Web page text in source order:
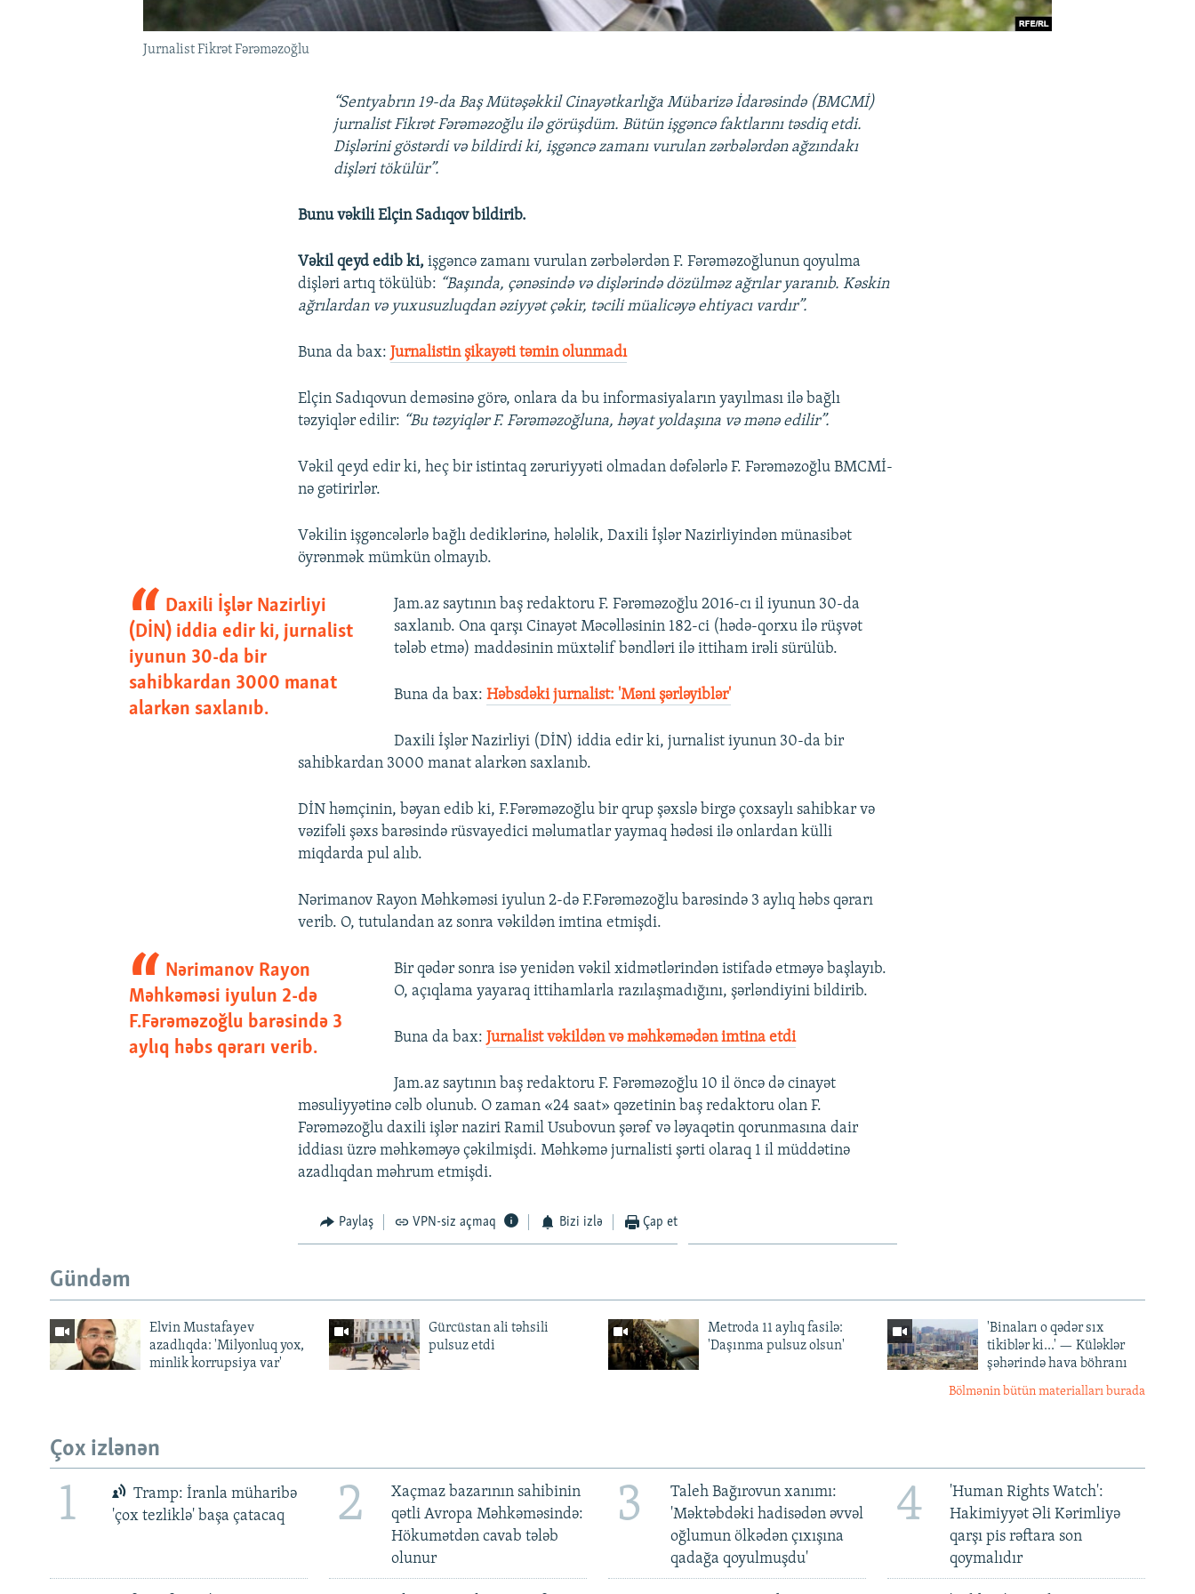
Jurnalist Fikrət Fərəməzoğlu
“Sentyabrın 19-da Baş Mütəşəkkil Cinayətkarlığa Mübarizə İdarəsində (BMCMİ)
jurnalist Fikrət Fərəməzoğlu ilə görüşdüm. Bütün işgəncə faktlarını təsdiq etdi.
Dişlərini göstərdi və bildirdi ki, işgəncə zamanı vurulan zərbələrdən ağzındakı
dişləri tökülür”.
Bunu vəkili Elçin Sadıqov bildirib.
Vəkil qeyd edib ki, işgəncə zamanı vurulan zərbələrdən F. Fərəməzoğlunun qoyulma
dişləri artıq tökülüb: “Başında, çənəsində və dişlərində dözülməz ağrılar yaranıb. Kəskin
ağrılardan və yuxusuzluqdan əziyyət çəkir, təcili müalicəyə ehtiyacı vardır”.
Buna da bax:​Jurnalistin şikayəti təmin olunmadı
Elçin Sadıqovun deməsinə görə, onlara da bu informasiyaların yayılması ilə bağlı
təzyiqlər edilir: “Bu təzyiqlər F. Fərəməzoğluna, həyat yoldaşına və mənə edilir”.
Vəkil qeyd edir ki, heç bir istintaq zəruriyyəti olmadan dəfələrlə F. Fərəməzoğlu BMCMİ-
nə gətirirlər.
Vəkilin işgəncələrlə bağlı dediklərinə, hələlik, Daxili İşlər Nazirliyindən münasibət
öyrənmək mümkün olmayıb.
Daxili İşlər Nazirliyi
(DİN) iddia edir ki, jurnalist
iyunun 30-da bir
sahibkardan 3000 manat
alarkən saxlanıb.
Jam.az saytının baş redaktoru F. Fərəməzoğlu 2016-cı il iyunun 30-da
saxlanıb. Ona qarşı Cinayət Məcəlləsinin 182-ci (hədə-qorxu ilə rüşvət
tələb etmə) maddəsinin müxtəlif bəndləri ilə ittiham irəli sürülüb.
Buna da bax:​ Həbsdəki jurnalist: 'Məni şərləyiblər'
Daxili İşlər Nazirliyi (DİN) iddia edir ki, jurnalist iyunun 30-da bir
sahibkardan 3000 manat alarkən saxlanıb.
DİN həmçinin, bəyan edib ki, F.Fərəməzoğlu bir qrup şəxslə birgə çoxsaylı sahibkar və
vəzifəli şəxs barəsində rüsvayedici məlumatlar yaymaq hədəsi ilə onlardan külli
miqdarda pul alıb.
Nərimanov Rayon Məhkəməsi iyulun 2-də F.Fərəməzoğlu barəsində 3 aylıq həbs qərarı
verib. O, tutulandan az sonra vəkildən imtina etmişdi.
Nərimanov Rayon
Məhkəməsi iyulun 2-də
F.Fərəməzoğlu barəsində 3
aylıq həbs qərarı verib.
Bir qədər sonra isə yenidən vəkil xidmətlərindən istifadə etməyə başlayıb.
O, açıqlama yayaraq ittihamlarla razılaşmadığını, şərləndiyini bildirib.
Buna da bax:​ Jurnalist vəkildən və məhkəmədən imtina etdi
Jam.az saytının baş redaktoru F. Fərəməzoğlu 10 il öncə də cinayət
məsuliyyətinə cəlb olunub. O zaman «24 saat» qəzetinin baş redaktoru olan F.
Fərəməzoğlu daxili işlər naziri Ramil Usubovun şərəf və ləyaqətin qorunmasına dair
iddiası üzrə məhkəməyə çəkilmişdi. Məhkəmə jurnalisti şərti olaraq 1 il müddətinə
azadlıqdan məhrum etmişdi.
Paylaş VPN-siz açmaq Bizi izlə Çap et
Gündəm
Elvin Mustafayev
azadlıqda: 'Milyonluq yox,
minlik korrupsiya var'
Gürcüstan ali təhsili
pulsuz etdi
Metroda 11 aylıq fasilə:
'Daşınma pulsuz olsun'
'Binaları o qədər sıx
tikiblər ki...' — Küləklər
şəhərində hava böhranı
Bölmənin bütün materialları burada
Çox izlənən
1
Tramp: İranla müharibə
'çox tezliklə' başa çatacaq
2
Xaçmaz bazarının sahibinin
qətli Avropa Məhkəməsində:
Hökumətdən cavab tələb
olunur
3
Taleh Bağırovun xanımı:
'Məktəbdəki hadisədən əvvəl
oğlumun ölkədən çıxışına
qadağa qoyulmuşdu'
4
'Human Rights Watch':
Hakimiyyət Əli Kərimliyə
qarşı pis rəftara son
qoymalıdır